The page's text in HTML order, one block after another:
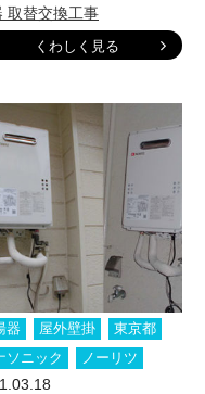
取替交換工事
くわしく見る
器 屋外壁掛
東京都
ソニック
ノーリツ